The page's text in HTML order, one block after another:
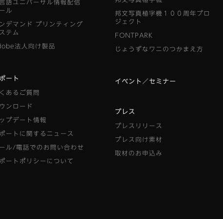
語ユニバーサル情報配信
ル
デマンド プリンティング
テム
法人向け製品
ート
あるご質問
ンロード
プデート情報
ートに関するニュース
ル/電話でのお問い合わせ
ートポリシーについて
邦文写真植字機１００周年プロ
ジェクト
FONTPARK
じょうずなワニのつかまえ方
イベント／セミナー
プレス
プレスリリース
プレス向け素材
取材のお申込み